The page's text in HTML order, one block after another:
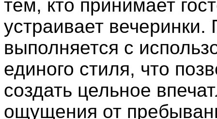
тем, кто принимает
устраивает вечеринки.
выполняется с
единого стиля, что
создать цельное
ощущения от